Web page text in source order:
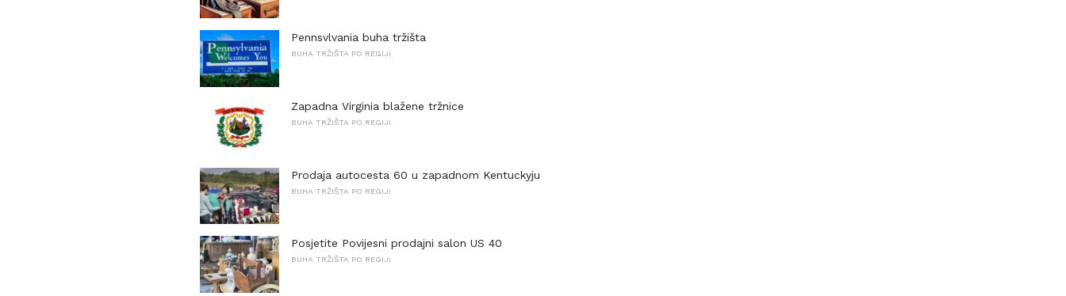
Pennsvlvania buha tržišta
BUHA TRŽIŠTA PO REGIJI
Zapadna Virginia blažene tržnice
BUHA TRŽIŠTA PO REGIJI
Prodaja autocesta 60 u zapadnom Kentuckyju
BUHA TRŽIŠTA PO REGIJI
Posjetite Povijesni prodajni salon US 40
BUHA TRŽIŠTA PO REGIJI